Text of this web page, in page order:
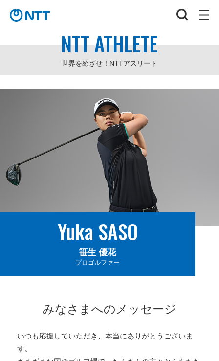
NTT ATHLETE
世界をめざせ！NTTアスリート
Yuka SASO
笹生 優花
プロゴルファー
みなさまへのメッセージ
いつも応援していただき、本当にありがとうございま
す。